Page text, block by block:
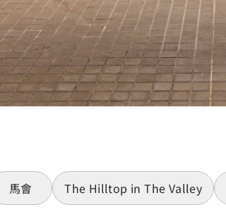
馬會 The Hilltop in The Valley